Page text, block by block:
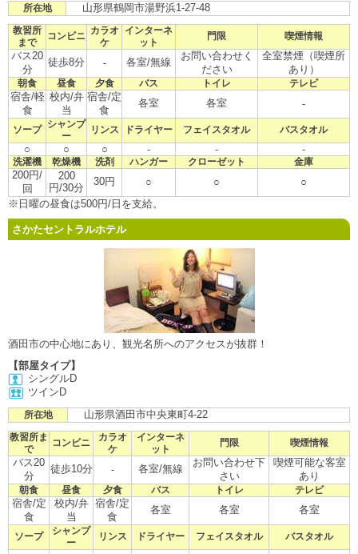
所在地 山形県鶴岡市湯野浜1-27-48
教習所
まで
コンビニ
カラオ
ケ
インターネ
ット
門限 喫煙情報
バス20
分
徒歩8分 - 各室/無線
お問い合わせく
ださい
全室禁煙（喫煙所
あり）
朝食 昼食 夕食 バス トイレ テレビ
宿舎/軽
食
校内/弁
当
宿舎/定
食
各室 各室 -
ソープ
シャンプ
ー
リンス ドライヤー フェイスタオル バスタオル
○ ○ ○ - - -
洗濯機 乾燥機 洗剤 ハンガー クローゼット 金庫
200円/
回
200
円/30分
30円 ○ ○
○
※日曜の昼食は500円/日を支給。
さかたセントラルホテル
酒田市の中心地にあり、観光名所へのアクセスが抜群！
【部屋タイプ】
シングルD
ツインD
所在地 山形県酒田市中央東町4-22
教習所ま
で
コンビニ
カラオ
ケ
インターネ
ット
門限 喫煙情報
バス20
分
徒歩10分 - 各室/無線
お問い合わせ下
さい
喫煙可能な客室
あり
朝食 昼食 夕食 バス トイレ テレビ
宿舎/定
食
校内/弁
当
宿舎/定
食
各室 各室 各室
ソープ
シャンプ
ー
リンス ドライヤー フェイスタオル バスタオル